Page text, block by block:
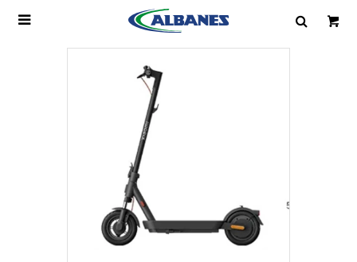

Ingresa tus datos y te informaremos cuando
tengamos stock disponible.